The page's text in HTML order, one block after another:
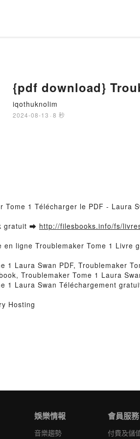
{pdf download}
iqothuknolim
2024-08-13 · 8 秒
Tome 1 Télécharger le PDF - Laura
gratuit ➡ http://filesbooks.info/fs/
en ligne Troublemaker Tome 1 Livre
1 Laura Swan PDF, Troublemaker
Troublemaker Tome 1 Laura
1 Laura Swan Téléchargement
Hosting
娛樂情報
音樂趨勢
會員服務
付費及儲